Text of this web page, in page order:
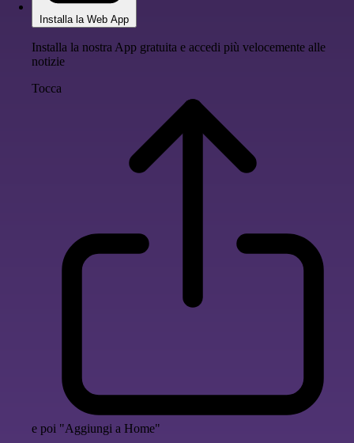
Installa la Web App
Installa la nostra App gratuita e accedi più velocemente alle
notizie
Tocca
e poi "Aggiungi a Home"